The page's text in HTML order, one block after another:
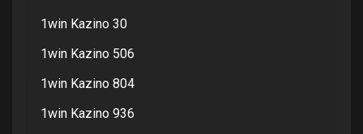
1win Kazino 30
1win Kazino 506
1win Kazino 804
1win Kazino 936